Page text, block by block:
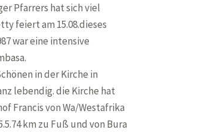
Pfarrers hat sich viel
feiert am 15.08.dieses
war eine intensive
in der Kirche in
lebendig. die Kirche hat
Francis von Wa/Westafrika
km zu Fuß und von Bura